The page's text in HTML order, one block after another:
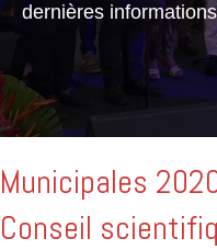
dernières
Municipales
Conseil